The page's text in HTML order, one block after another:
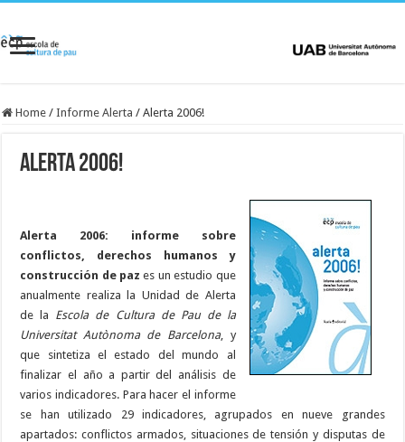
Home / Informe Alerta / Alerta 2006!
Alerta 2006!
Alerta 2006: informe sobre
conflictos, derechos humanos y
construcción de paz es un estudio que
anualmente realiza la Unidad de Alerta
de la Escola de Cultura de Pau de la
Universitat Autònoma de Barcelona, y
que sintetiza el estado del mundo al
finalizar el año a partir del análisis de
varios indicadores. Para hacer el informe
se han utilizado 29 indicadores, agrupados en nueve grandes
apartados: conflictos armados, situaciones de tensión y disputas de